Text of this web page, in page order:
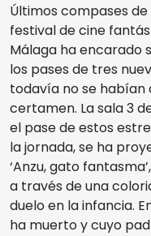
Polo de
Últimos compases de
festival de cine
Málaga ha encarado
los pases de tres
todavía no se
certamen. La sala 3
el pase de estos
la jornada, se ha
‘Anzu, gato
a través de una
duelo en la infancia.
ha muerto y cuyo